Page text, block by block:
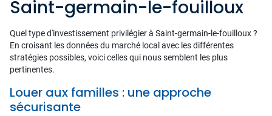
Saint-germain-le-fouilloux
Quel type d'investissement privilégier à Saint-germain-le-fouilloux ?
En croisant les données du marché local avec les différentes
stratégies possibles, voici celles qui nous semblent les plus
pertinentes.
Louer aux familles : une approche
sécurisante